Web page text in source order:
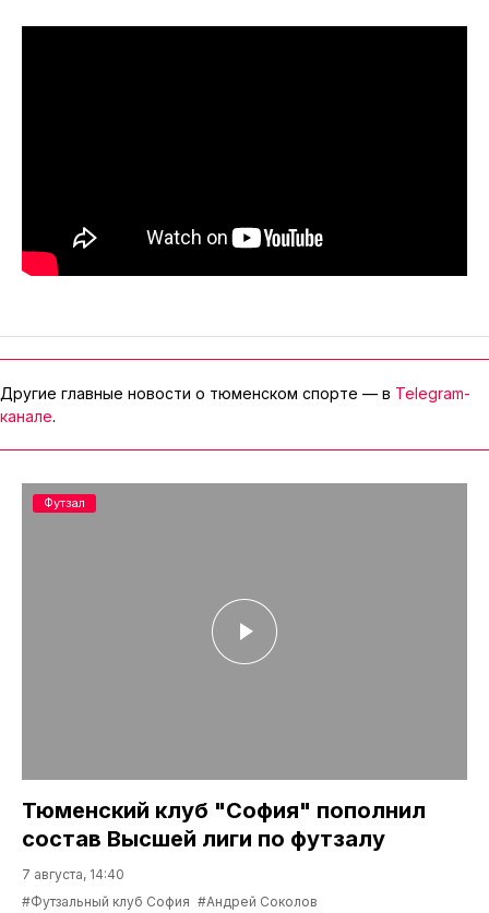
Другие главные новости о тюменском спорте — в Telegram-
канале.
Тюменский клуб "София" пополнил
состав Высшей лиги по футзалу
7 августа, 14:40
#Футзальный клуб София #Андрей Соколов
Футзал